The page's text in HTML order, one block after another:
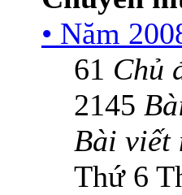
• Năm
61 Chủ
2145
Bài viết
Thứ 6